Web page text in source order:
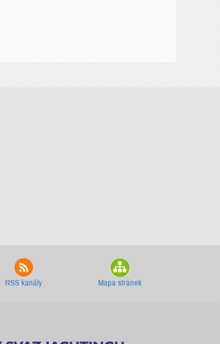
RSS kanály Mapa stránek